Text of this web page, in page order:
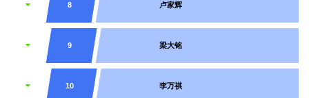
8 卢家辉
9 梁大铭
10 李万祺